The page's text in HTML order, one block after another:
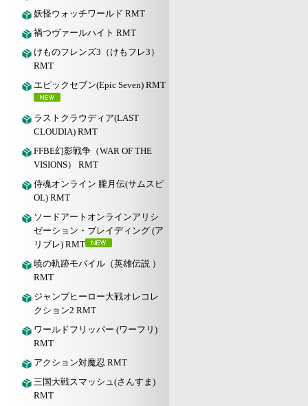
妖怪ウォッチワールド RMT
禍つヴァールハイト RMT
けものフレンズ3（けもフレ3）
RMT
エピックセブン(Epic Seven) RMT
ラストクラウディア(LAST
CLOUDIA) RMT
FFBE幻影戦争（WAR OF THE
VISIONS） RMT
侍魂オンライン 朧月伝(サムスピ
OL) RMT
ソードアートオンラインアリシ
ゼーション・ブレイディング (ア
リブレ) RMT
暁の軌跡モバイル（英雄伝説 ）
RMT
ジャンプヒーロー大戦オレコレ
クション2 RMT
ワールドフリッパー (ワーフリ)
RMT
アクション対魔忍 RMT
三国大戦スマッシュ(さんすま)
RMT